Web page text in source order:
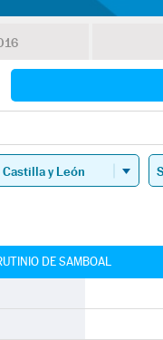
DE SAMBOAL